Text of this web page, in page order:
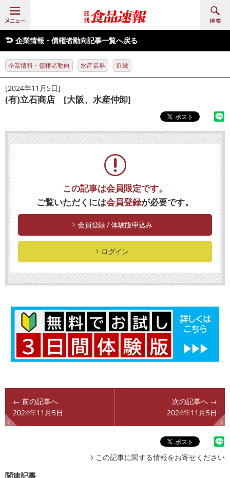
企業情報・債権者動向記事一覧へ戻る
企業情報・債権者動向 水産業界 近畿
[2024年11月5日]
(有)立石商店 [大阪、水産仲卸]
この記事は会員限定です。
ご覧いただくには会員登録が必要です。
会員登録 / 体験版申込み
ログイン
← 前の記事へ
2024年11月5日
次の記事へ →
2024年11月5日
この記事に関する情報をお寄せください
関連記事